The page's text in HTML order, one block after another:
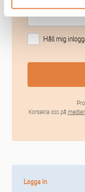
Logga in
Håll mig
Kontakta oss på